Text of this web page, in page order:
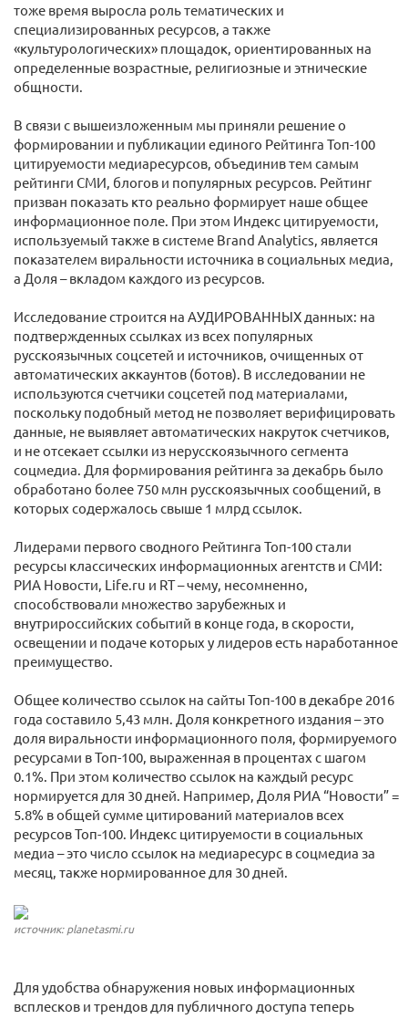
тоже время выросла роль тематических и
специализированных ресурсов, а также
«культурологических» площадок, ориентированных на
определенные возрастные, религиозные и этнические
общности.
В связи с вышеизложенным мы приняли решение о
формировании и публикации единого Рейтинга Топ-100
цитируемости медиаресурсов, объединив тем самым
рейтинги СМИ, блогов и популярных ресурсов. Рейтинг
призван показать кто реально формирует наше общее
информационное поле. При этом Индекс цитируемости,
используемый также в системе Brand Analytics, является
показателем виральности источника в социальных медиа,
а Доля – вкладом каждого из ресурсов.
Исследование строится на АУДИРОВАННЫХ данных: на
подтвержденных ссылках из всех популярных
русскоязычных соцсетей и источников, очищенных от
автоматических аккаунтов (ботов). В исследовании не
используются счетчики соцсетей под материалами,
поскольку подобный метод не позволяет верифицировать
данные, не выявляет автоматических накруток счетчиков,
и не отсекает ссылки из нерусскоязычного сегмента
соцмедиа. Для формирования рейтинга за декабрь было
обработано более 750 млн русскоязычных сообщений, в
которых содержалось свыше 1 млрд ссылок.
Лидерами первого сводного Рейтинга Топ-100 стали
ресурсы классических информационных агентств и СМИ:
РИА Новости, Life.ru и RT – чему, несомненно,
способствовали множество зарубежных и
внутрироссийских событий в конце года, в скорости,
освещении и подаче которых у лидеров есть наработанное
преимущество.
Общее количество ссылок на сайты Топ-100 в декабре 2016
года составило 5,43 млн. Доля конкретного издания – это
доля виральности информационного поля, формируемого
ресурсами в Топ-100, выраженная в процентах с шагом
0.1%. При этом количество ссылок на каждый ресурс
нормируется для 30 дней. Например, Доля РИА “Новости” =
5.8% в общей сумме цитирований материалов всех
ресурсов Топ-100. Индекс цитируемости в социальных
медиа – это число ссылок на медиаресурс в соцмедиа за
месяц, также нормированное для 30 дней.
источник: planetasmi.ru
Для удобства обнаружения новых информационных
всплесков и трендов для публичного доступа теперь